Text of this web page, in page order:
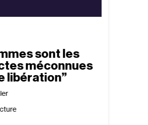
sont les
méconnues
libération”